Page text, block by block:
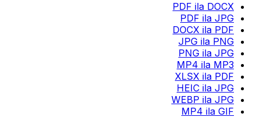
PDF ila DOCX
PDF ila JPG
DOCX ila PDF
JPG ila PNG
PNG ila JPG
MP4 ila MP3
XLSX ila PDF
HEIC ila JPG
WEBP ila JPG
MP4 ila GIF